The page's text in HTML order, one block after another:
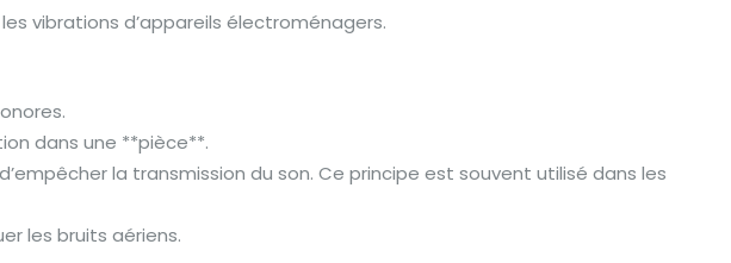
vibrations d’appareils électroménagers.
dans une **pièce**.
la transmission du son. Ce principe est souvent utilisé dans les
les bruits aériens.